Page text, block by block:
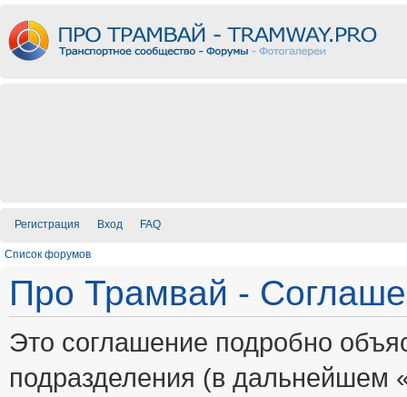
Регистрация Вход FAQ
Список форумов
Про Трамвай -
Это соглашение подробно
подразделения (в